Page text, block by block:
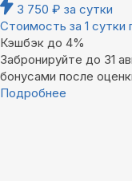
3 750 ₽ за сутки
Стоимость за 1 сутки
Кэшбэк до 4%
Забронируйте до 31
бонусами после
Подробнее